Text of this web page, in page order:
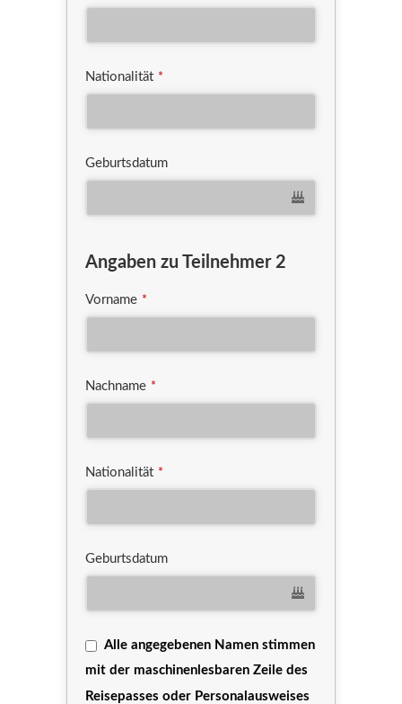
Nationalität *
Geburtsdatum
Angaben zu Teilnehmer 2
Vorname *
Nachname *
Nationalität *
Geburtsdatum
Alle angegebenen Namen stimmen
mit der maschinenlesbaren Zeile des
Reisepasses oder Personalausweises